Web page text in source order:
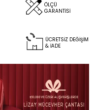
ÖLÇÜ
GARANTİSİ
ÜCRETSİZ DEĞİŞİM
& İADE